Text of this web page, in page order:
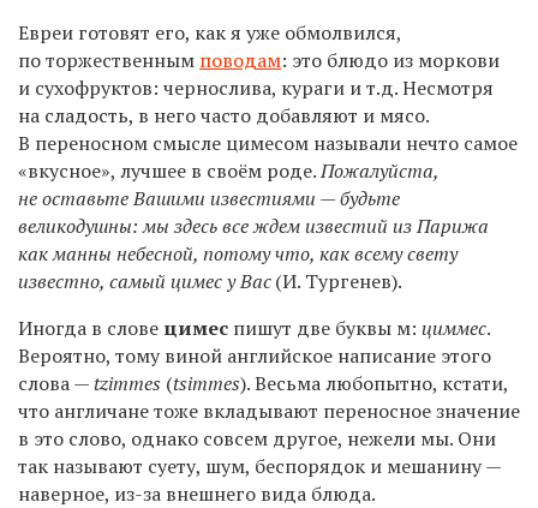
Евреи готовят его, как я уже обмолвился,
по торжественным поводам: это блюдо из моркови
и сухофруктов: чернослива, кураги и т.д. Несмотря
на сладость, в него часто добавляют и мясо.
В переносном смысле цимесом называли нечто самое
«вкусное», лучшее в своём роде.Пожалуйста,
не оставьте Вашими известиями — будьте
великодушны: мы здесь все ждем известий из Парижа
как манны небесной, потому что, как всему свету
известно, самый цимес у Вас(И. Тургенев).
Иногда в слове цимес пишут две буквы м: циммес.
Вероятно, тому виной английское написание этого
слова — tzimmes (tsimmes). Весьма любопытно, кстати,
что англичане тоже вкладывают переносное значение
в это слово, однако совсем другое, нежели мы. Они
так называют суету, шум, беспорядок и мешанину —
наверное, из-за внешнего вида блюда.